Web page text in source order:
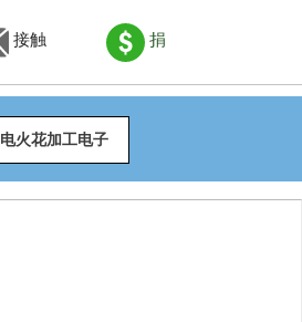
接触 捐
电火花加工电子